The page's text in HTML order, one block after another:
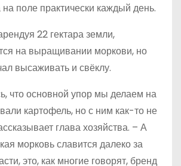
поле практически каждый день.
22 гектара земли,
на выращивании моркови, но
высаживать и свёклу.
что основной упор мы делаем на
картофель, но с ним как-то не
глава хозяйства. – А
морковь славится далеко за
это, как многие говорят, бренд